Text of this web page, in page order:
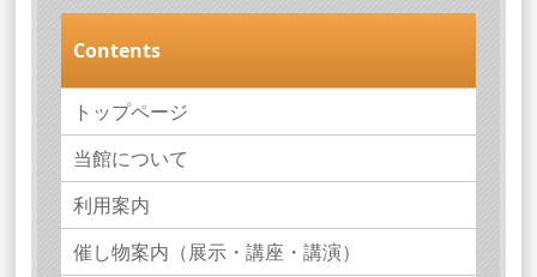
Contents
トップページ
当館について
利用案内
催し物案内（展示・講座・講演）